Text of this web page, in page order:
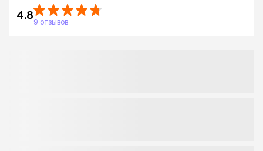
4.8
9 отзывов